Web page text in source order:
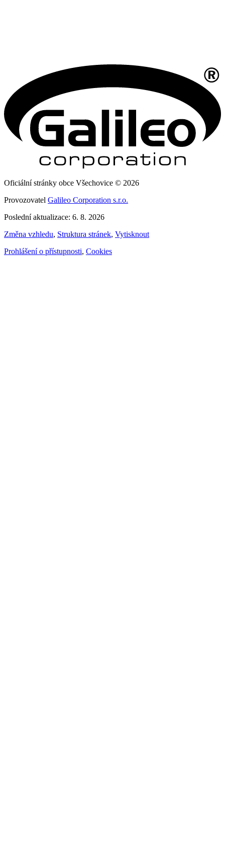
Oficiální stránky obce Všechovice © 2026
Provozovatel Galileo Corporation s.r.o.
Poslední aktualizace: 6. 8. 2026
Změna vzhledu, Struktura stránek, Vytisknout
Prohlášení o přístupnosti, Cookies